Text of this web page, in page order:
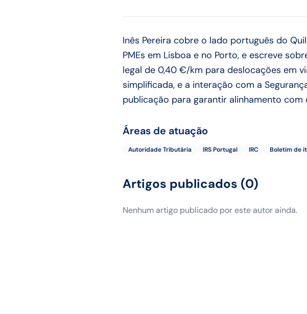
Inês Pereira cobre o lado português do
PMEs em Lisboa e no Porto, e escreve
legal de 0,40 €/km para deslocações em
simplificada, e a interação com a
publicação para garantir alinhamento com
Áreas de atuação
Autoridade Tributária IRS Portugal IRC Boletim de
Artigos publicados (0)
Nenhum artigo publicado por este autor ainda.